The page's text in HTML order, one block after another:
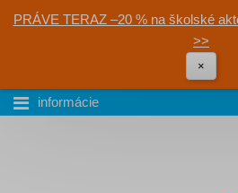
PRÁVE TERAZ –20 % na školské
>>
×
informácie